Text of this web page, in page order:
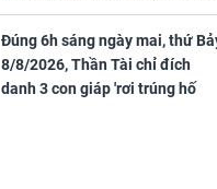
sông, tài vận sáng như trăng
Rằm, chính thức hết khổ
Đúng 6h sáng ngày mai, thứ
8/8/2026, Thần Tài chỉ đích
danh 3 con giáp 'rơi trúng hố